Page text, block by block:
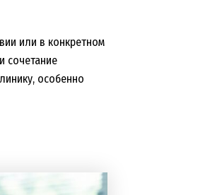
или в конкретном
сочетание
особенно